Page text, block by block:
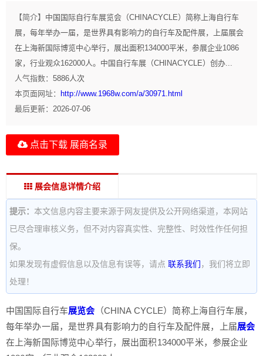
【简介】 中国国际自行车展览会（CHINACYCLE）简称上海自行车
展，每年举办一届，是世界具有影响力的自行车及配件展，上届展会
在上海新国际博览中心举行，展出面积134000平米，参展企业1086
家，行业观众162000人。中国自行车展（CHINACYCLE）创办...
人气指数： 5886人次
本页面网址：
http://www.1968w.com/a/30971.html
最后更新： 2026-07-06
点击下载 展商名录
展会信息详情介绍
提示： 本文信息内容主要来源于网友提供及公开网络渠道，本网站
已尽合理审核义务，但不对内容真实性、完整性、时效性作任何担
保。
如果发现有虚假信息以及信息有误等，请点 联系我们 ，我们将立即
处理！
中国国际自行车展览会 （CHINA CYCLE）简称上海自行车展，
每年举办一届，是世界具有影响力的自行车及配件展，上届展会
在上海新国际博览中心举行，展出面积134000平米，参展企业